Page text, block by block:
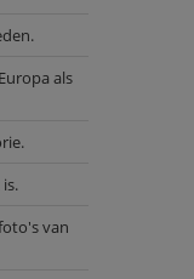
als
van